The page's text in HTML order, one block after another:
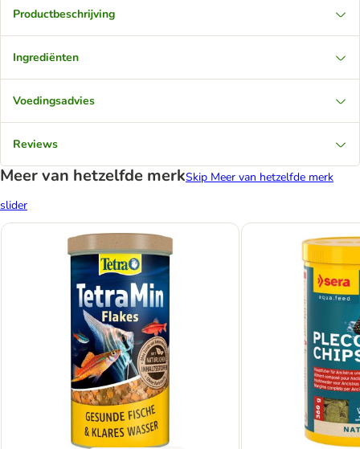
Productbeschrijving
Ingrediënten
Voedingsadvies
Reviews
Meer van hetzelfde merkSkip Meer van hetzelfde merk
slider